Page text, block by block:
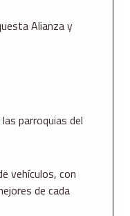
Alianza y
parroquias del
vehículos, con
de cada